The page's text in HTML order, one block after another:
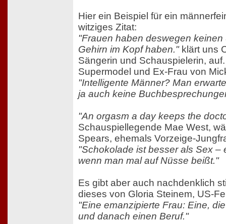
Hier ein Beispiel für ein
witziges Zitat:
"Frauen haben deswegen
Gehirn im Kopf haben."klärt uns
Sängerin und Schauspielerin,
Supermodel und Ex-Frau von
"Intelligente Männer? Man
ja auch keine
"An orgasm a day keeps the
Schauspiellegende Mae West,
Spears, ehemals Vorzeige-
"Schokolade ist besser als Sex –
wenn man mal auf Nüsse beißt."
Es gibt aber auch nachdenklich
dieses von Gloria Steinem, US-
"Eine emanzipierte Frau: Eine,
und danach einen Beruf."